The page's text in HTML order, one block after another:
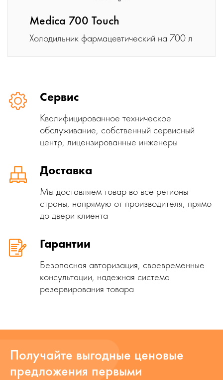
Mediсa 700 Touch
Холодильник фармацевтический на 700 л
Сервис
Квалифицированное техническое
обслуживание, собственный сервисный
центр, лицензированные инженеры
Доставка
Мы доставляем товар во все регионы
страны, напрямую от производителя, прямо
до двери клиента
Гарантии
Безопасная авторизация, своевременные
консультации, надежная система
резервирования товара
Получайте выгодные ценовые
предложения первыми